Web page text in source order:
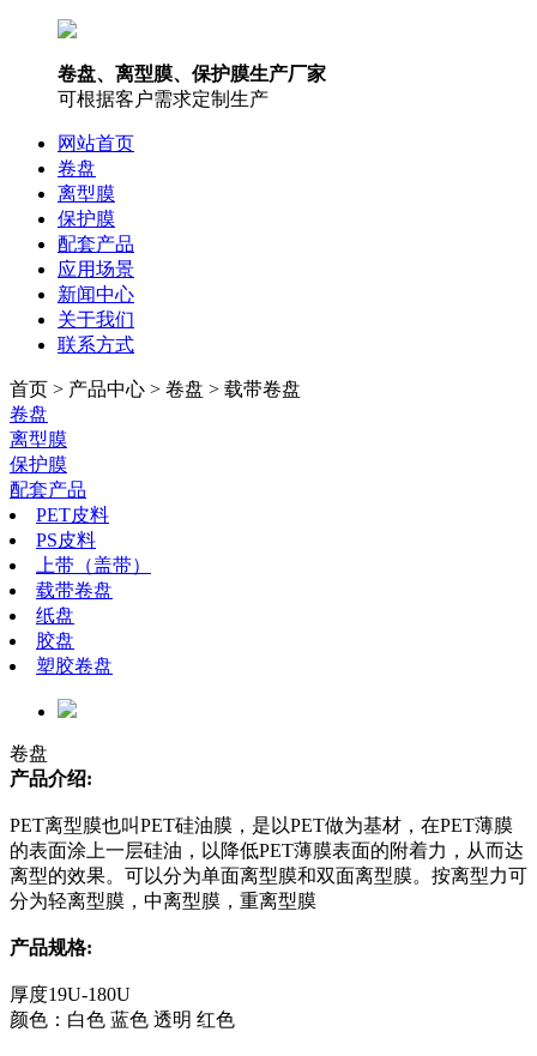
卷盘、离型膜、保护膜生产厂家
可根据客户需求定制生产
网站首页
卷盘
离型膜
保护膜
配套产品
应用场景
新闻中心
关于我们
联系方式
首页 > 产品中心 > 卷盘 > 载带卷盘
卷盘
离型膜
保护膜
配套产品
PET皮料
PS皮料
上带（盖带）
载带卷盘
纸盘
胶盘
塑胶卷盘
卷盘
产品介绍:
PET离型膜也叫PET硅油膜，是以PET做为基材，在PET薄膜
的表面涂上一层硅油，以降低PET薄膜表面的附着力，从而达
离型的效果。可以分为单面离型膜和双面离型膜。按离型力可
分为轻离型膜，中离型膜，重离型膜
产品规格:
厚度19U-180U
颜色：白色 蓝色 透明 红色